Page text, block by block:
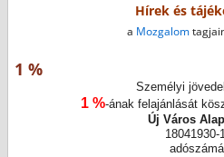
Hírek és
a Mozgalom
1 %
Személyi
1 %-ának felajánlását
Új Város
18041930-